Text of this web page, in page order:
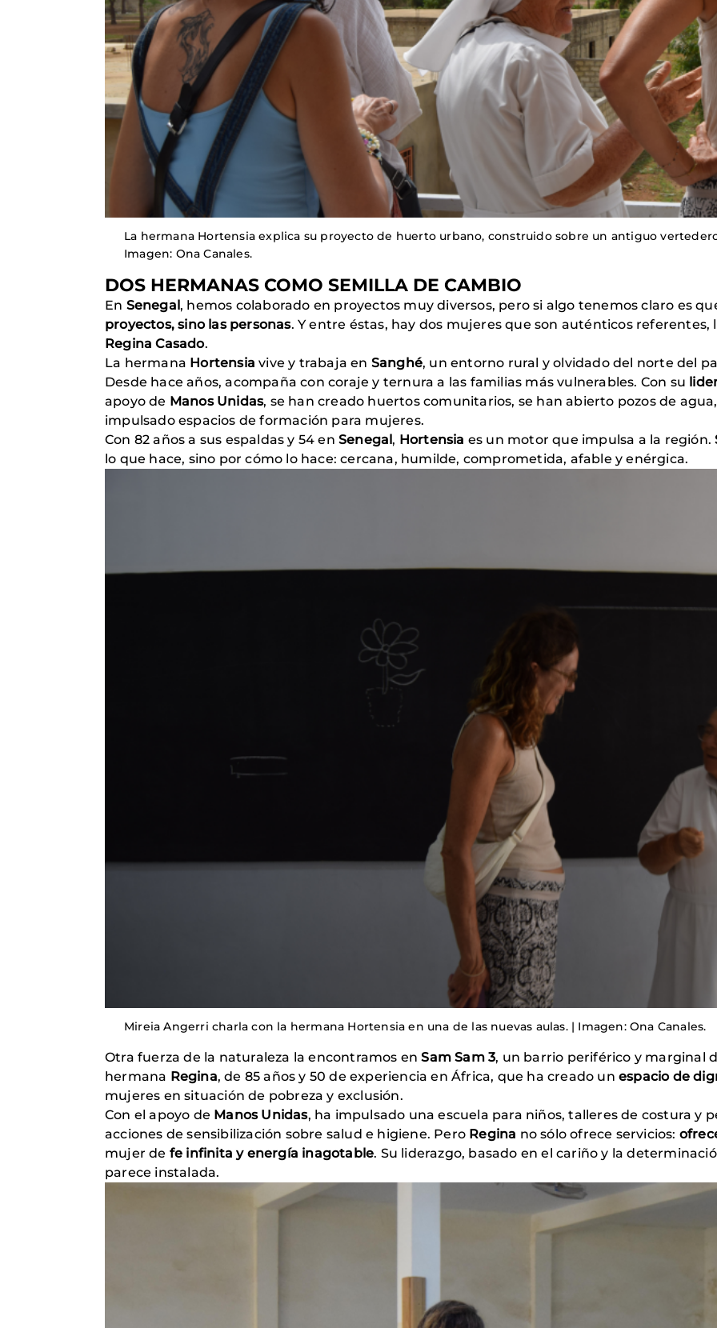
La hermana Hortensia explica su proyecto de huerto urbano, construido sobre un antiguo
Imagen: Ona Canales.
DOS HERMANAS COMO SEMILLA DE CAMBIO
En Senegal, hemos colaborado en proyectos muy diversos, pero si algo tenemos claro es
proyectos, sino las personas. Y entre éstas, hay dos mujeres que son auténticos referentes,
Regina Casado.
La hermana Hortensia vive y trabaja en Sanghé, un entorno rural y olvidado del norte del
Desde hace años, acompaña con coraje y ternura a las familias más vulnerables. Con su
apoyo de Manos Unidas, se han creado huertos comunitarios, se han abierto pozos de
impulsado espacios de formación para mujeres.
Con 82 años a sus espaldas y 54 en Senegal, Hortensia es un motor que impulsa a la región.
lo que hace, sino por cómo lo hace: cercana, humilde, comprometida, afable y enérgica.
Mireia Angerri charla con la hermana Hortensia en una de las nuevas aulas. | Imagen: Ona Canales.
Otra fuerza de la naturaleza la encontramos enSam Sam 3, un barrio periférico y marginal
hermana Regina, de 85 años y 50 de experiencia en África, que ha creado unespacio de
mujeres en situación de pobreza y exclusión.
Con el apoyo de Manos Unidas, ha impulsado una escuela para niños, talleres de costura y
acciones de sensibilización sobre salud e higiene. Pero Regina no sólo ofrece servicios:
mujer de fe infinita y energía inagotable. Su liderazgo, basado en el cariño y la
parece instalada.